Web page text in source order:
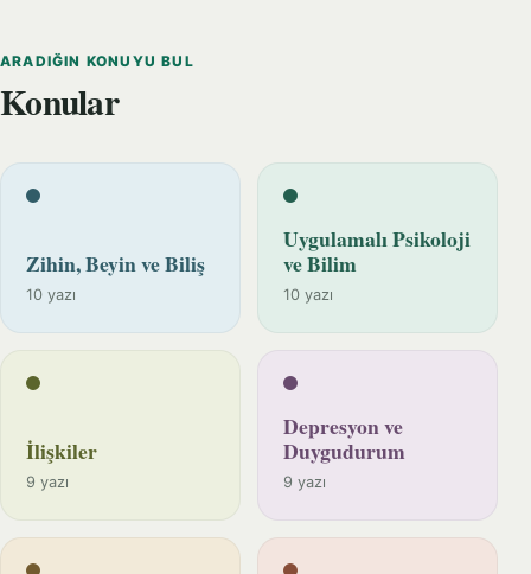
ARADIĞIN KONUYU BUL
Konular
Zihin, Beyin ve Biliş
10 yazı
Uygulamalı Psikoloji
ve Bilim
10 yazı
İlişkiler
9 yazı
Depresyon ve
Duygudurum
9 yazı